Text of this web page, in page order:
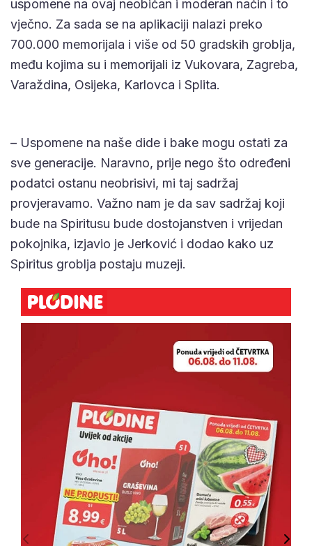
uspomene na ovaj neobičan i moderan način i to
vječno. Za sada se na aplikaciji nalazi preko
700.000 memorijala i više od 50 gradskih groblja,
među kojima su i memorijali iz Vukovara, Zagreba,
Varaždina, Osijeka, Karlovca i Splita.
– Uspomene na naše dide i bake mogu ostati za
sve generacije. Naravno, prije nego što određeni
podatci ostanu neobrisivi, mi taj sadržaj
provjeravamo. Važno nam je da sav sadržaj koji
bude na Spiritusu bude dostojanstven i vrijedan
pokojnika, izjavio je Jerković i dodao kako uz
Spiritus groblja postaju muzeji.